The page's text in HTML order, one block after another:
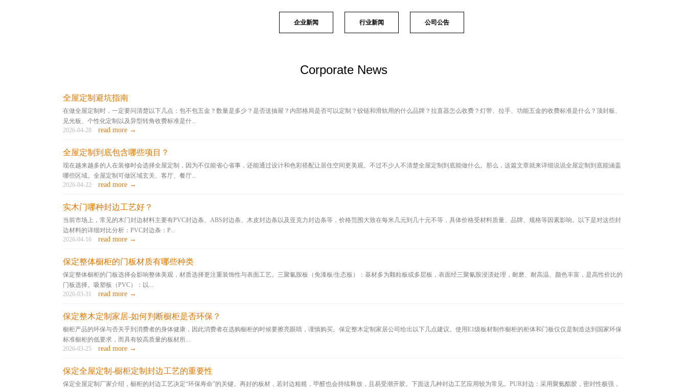
企业新闻 行业新闻 公司公告
Corporate News
全屋定制避坑指南
在做全屋定制时，一定要问清楚以下几点：包不包五金？数量是多少？是否送抽屉？内部格局是否可以定制？铰链和滑轨用的什么品牌？拉直器怎么收费？灯带、拉手、功能五金的收费标准是什么？顶封板、
见光板、个性化定制以及异型转角收费标准是什...
2026-04-28
read more →
全屋定制到底包含哪些项目？
现在越来越多的人在装修时会选择全屋定制，因为不仅能省心省事，还能通过设计和色彩搭配让居住空间更美观。不过不少人不清楚全屋定制到底能做什么。那么，这篇文章就来详细说说全屋定制到底能涵盖
哪些区域。全屋定制可做区域玄关、客厅、餐厅...
2026-04-22
read more →
实木门哪种封边工艺好？
当前市场上，常见的木门封边材料主要有PVC封边条、ABS封边条、木皮封边条以及亚克力封边条等，价格范围大致在每米几元到几十元不等，具体价格受材料质量、品牌、规格等因素影响。以下是对这些封
边材料的详细对比分析：PVC封边条：P...
2026-04-16
read more →
保定整体橱柜的门板材质有哪些种类
保定整体橱柜的门板选择会影响整体美观，材质选择更注重装饰性与表面工艺。‌三聚氰胺板（免漆板/生态板）‌：基材多为颗粒板或多层板，表面经三聚氰胺浸渍处理，耐磨、耐高温、颜色丰富，是高性价比的
门板选择。‌‌吸塑板（PVC）‌：以...
2026-03-31
read more →
保定整木定制家居-如何判断橱柜是否环保？
橱柜产品的环保与否关乎到消费者的身体健康，因此消费者在选购橱柜的时候要擦亮眼睛，谨慎购买。保定整木定制家居公司给出以下几点建议。使用E1级板材制作橱柜的柜体和门板仅仅是制造达到国家环保
标准橱柜的低要求，而具有较高质量的板材所...
2026-03-25
read more →
保定全屋定制-橱柜定制封边工艺的重要性
保定全屋定制厂家介绍，橱柜的封边工艺决定“环保寿命”的关键。再好的板材，若封边粗糙，甲醛也会持续释放，且易受潮开胶。下面这几种封边工艺应用较为常见。‌PUR封边‌：采用聚氨酯胶，密封性极强，